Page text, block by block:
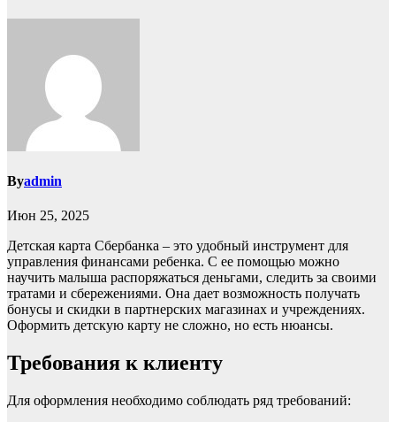
Byadmin
Июн 25, 2025
Детская карта Сбербанка – это удобный инструмент для
управления финансами ребенка. С ее помощью можно
научить малыша распоряжаться деньгами, следить за своими
тратами и сбережениями. Она дает возможность получать
бонусы и скидки в партнерских магазинах и учреждениях.
Оформить детскую карту не сложно, но есть нюансы.
Требования к клиенту
Для оформления необходимо соблюдать ряд требований: